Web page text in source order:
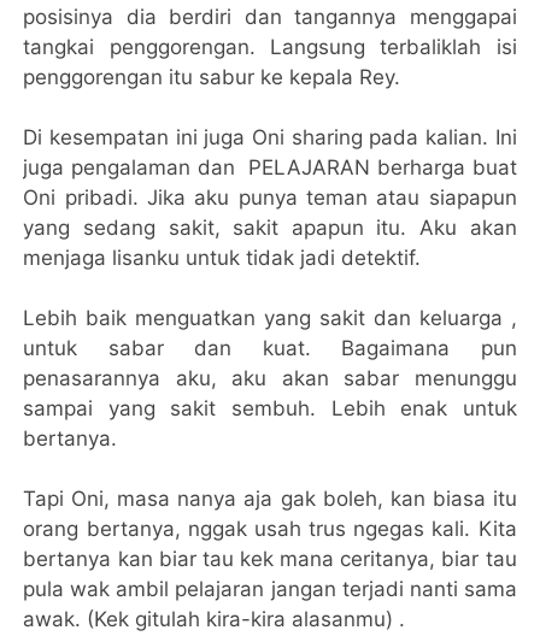
posisinya dia berdiri dan tangannya menggapai
tangkai penggorengan. Langsung terbaliklah isi
penggorengan itu sabur ke kepala Rey.
Di kesempatan ini juga Oni sharing pada kalian. Ini
juga pengalaman dan PELAJARAN berharga buat
Oni pribadi. Jika aku punya teman atau siapapun
yang sedang sakit, sakit apapun itu. Aku akan
menjaga lisanku untuk tidak jadi detektif.
Lebih baik menguatkan yang sakit dan keluarga ,
untuk sabar dan kuat. Bagaimana pun
penasarannya aku, aku akan sabar menunggu
sampai yang sakit sembuh. Lebih enak untuk
bertanya.
Tapi Oni, masa nanya aja gak boleh, kan biasa itu
orang bertanya, nggak usah trus ngegas kali. Kita
bertanya kan biar tau kek mana ceritanya, biar tau
pula wak ambil pelajaran jangan terjadi nanti sama
awak. (Kek gitulah kira-kira alasanmu) .